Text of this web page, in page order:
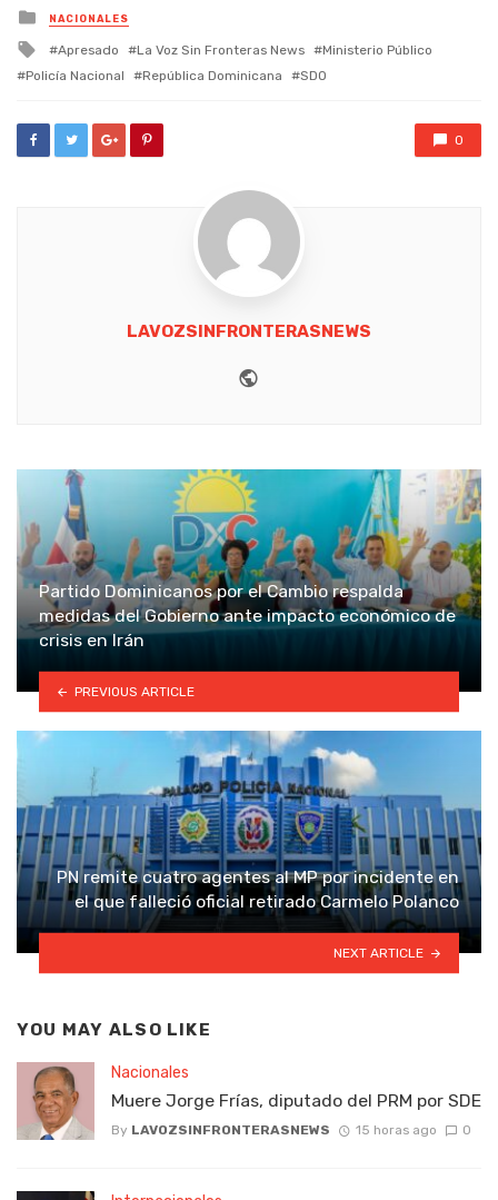
Posted
in
NACIONALES
Tagged
with
Apresado La Voz Sin Fronteras News
Ministerio Público
Policía Nacional
República Dominicana SDO
0
LAVOZSINFRONTERASNEWS
Partido Dominicanos por el Cambio respalda
medidas del Gobierno ante impacto económico de
crisis en Irán
PREVIOUS ARTICLE
PN remite cuatro agentes al MP por incidente en
el que falleció oficial retirado Carmelo Polanco
NEXT ARTICLE
YOU MAY ALSO LIKE
Nacionales
Muere Jorge Frías, diputado del PRM por SDE
By LAVOZSINFRONTERASNEWS 15 horas ago 0